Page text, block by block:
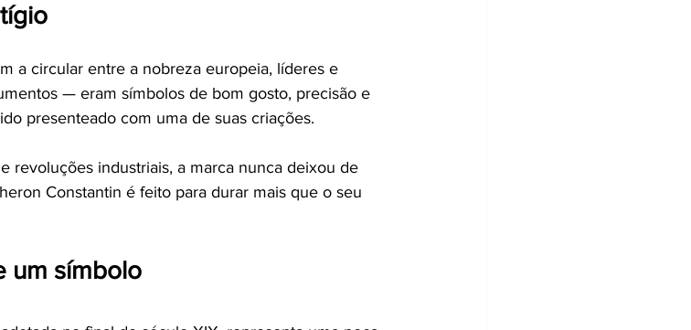
a circular entre a nobreza europeia, líderes e
— eram símbolos de bom gosto, precisão e
presenteado com uma de suas criações.
revoluções industriais, a marca nunca deixou de
Constantin é feito para durar mais que o seu
um símbolo